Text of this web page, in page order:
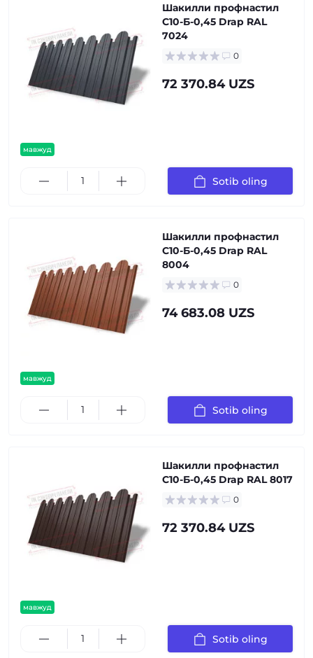
мавжуд
Шакилли профнастил
С10-Б-0,45 Drap RAL
7024
0
72 370.84 UZS
Sotib oling
мавжуд
Шакилли профнастил
С10-Б-0,45 Drap RAL
8004
0
74 683.08 UZS
Sotib oling
мавжуд
Шакилли профнастил
С10-Б-0,45 Drap RAL 8017
0
72 370.84 UZS
Sotib oling